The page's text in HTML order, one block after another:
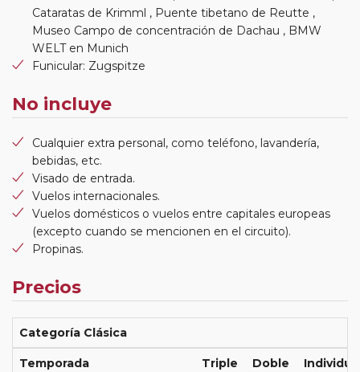
Cataratas de Krimml , Puente tibetano de Reutte ,
Museo Campo de concentración de Dachau , BMW
WELT en Munich
Funicular: Zugspitze
No incluye
Cualquier extra personal, como teléfono, lavandería,
bebidas, etc.
Visado de entrada.
Vuelos internacionales.
Vuelos domésticos o vuelos entre capitales europeas
(excepto cuando se mencionen en el circuito).
Propinas.
Precios
Categoría Clásica
Temporada Triple Doble